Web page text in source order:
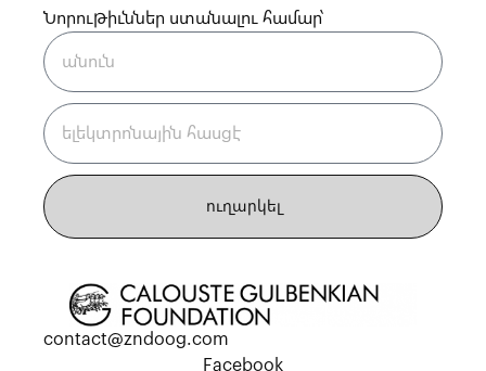
Նորութիւններ ստանալու համար՝
ուղարկել
contact@zndoog.com
Facebook